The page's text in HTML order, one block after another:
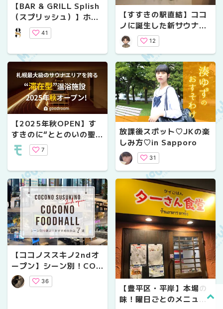
【BAR & GRILL Splish
（スプリッシュ）】ホテ
ルのランチブッフェで地
元素材をふんだんに取り
楽しもう♩
41
【すすきの駅直結】ココ
ノに誕生した新サウナ
「goodsauna & spa S
APPORO」を体験して気
付いた新たな魅力！
12
【2025年秋OPEN】す
すきのに“ととのいの聖
地”誕生！エリア最大級の
サウナ施設「good saun
7
放課後スポット♡JKの楽
しみ方♡in Sapporo
31
【ココノススキノ2ndオ
ープン】シーン別！COC
ONO FOODHALLおす
すめのお店をご紹介【7
36
【豊平区・平岸】本場の
味！曜日ごとのメニュー